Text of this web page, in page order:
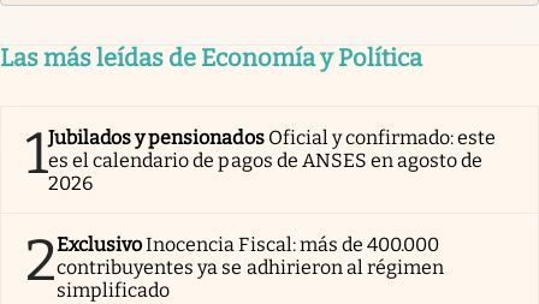
Las más leídas de Economía y Política
1Jubilados y pensionados Oficial y confirmado: este
es el calendario de pagos de ANSES en agosto de
2026
2ExclusivoInocencia Fiscal: más de 400.000
contribuyentes ya se adhirieron al régimen
simplificado